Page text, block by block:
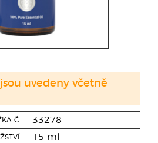
Č. 33278
15 ml
uvedeny včetně